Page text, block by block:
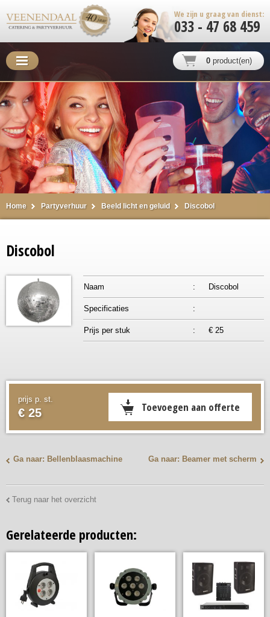
We zijn u graag van dienst:
033 - 47 68 459
0 product(en)
Home Partyverhuur Beeld licht en geluid Discobol
Discobol
Naam : Discobol
Specificaties :
Prijs per stuk : € 25
prijs p. st.
€ 25
Ga naar: Bellenblaasmachine Ga naar: Beamer met scherm
Terug naar het overzicht
Gerelateerde producten: